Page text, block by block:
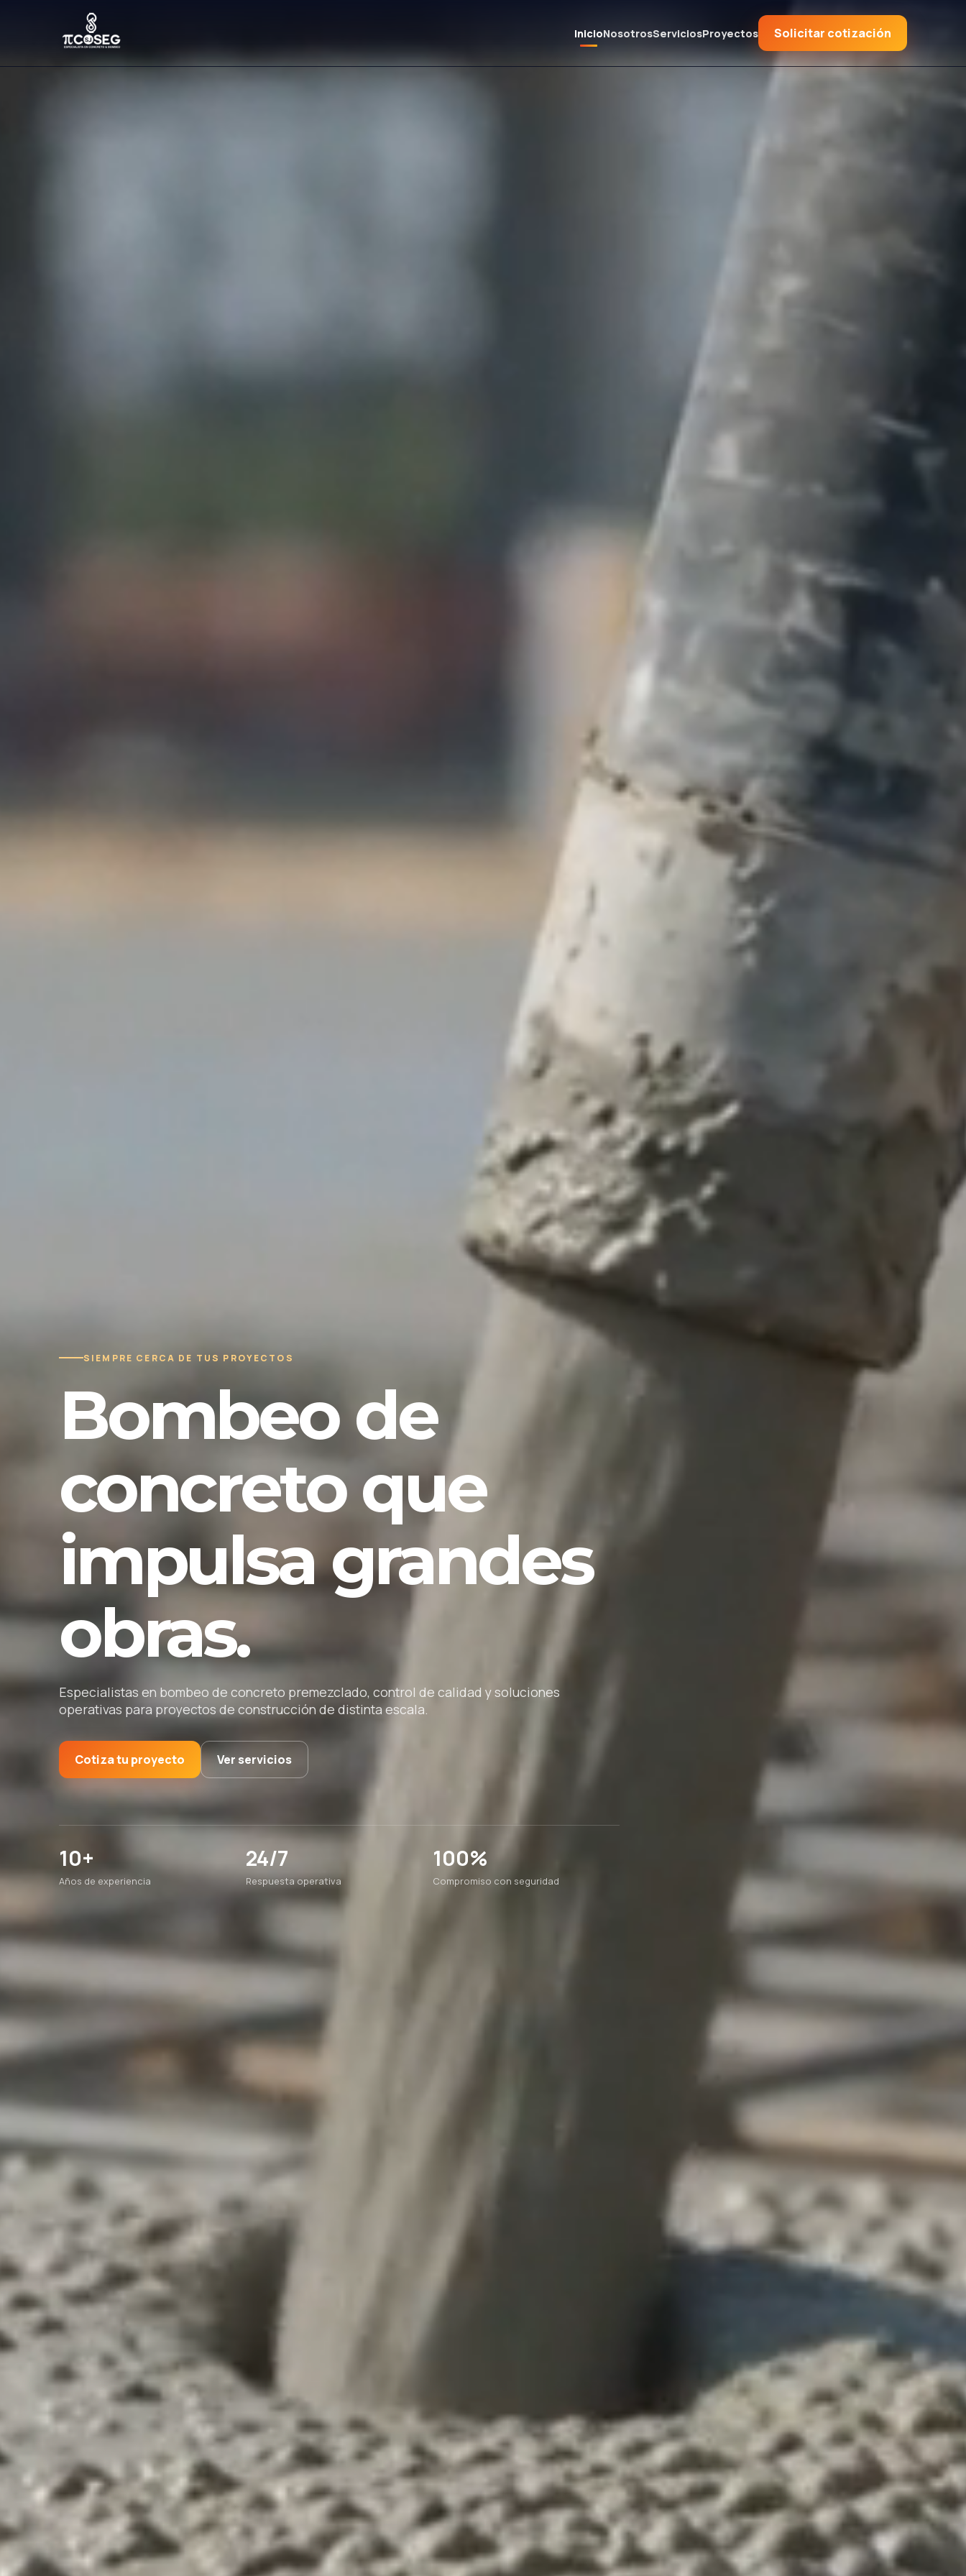
InicioNosotrosServiciosProyectos Solicitar cotización
SIEMPRE CERCA DE TUS PROYECTOS
Bombeo de
concreto que
impulsa grandes
obras.
Especialistas en bombeo de concreto premezclado, control de calidad y soluciones
operativas para proyectos de construcción de distinta escala.
Cotiza tu proyecto Ver servicios
10+
Años de experiencia
24/7
Respuesta operativa
100%
Compromiso con seguridad